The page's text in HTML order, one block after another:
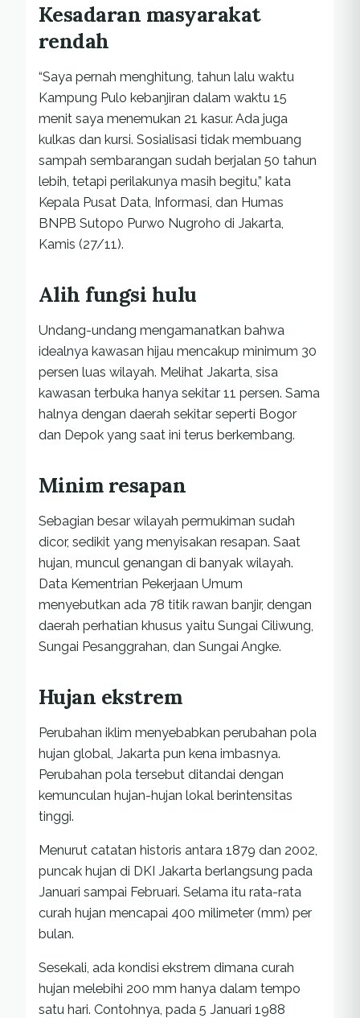
Kesadaran masyarakat
rendah
“Saya pernah menghitung, tahun lalu waktu
Kampung Pulo kebanjiran dalam waktu 15
menit saya menemukan 21 kasur. Ada juga
kulkas dan kursi. Sosialisasi tidak membuang
sampah sembarangan sudah berjalan 50 tahun
lebih, tetapi perilakunya masih begitu,” kata
Kepala Pusat Data, Informasi, dan Humas
BNPB Sutopo Purwo Nugroho di Jakarta,
Kamis (27/11).
Alih fungsi hulu
Undang-undang mengamanatkan bahwa
idealnya kawasan hijau mencakup minimum 30
persen luas wilayah. Melihat Jakarta, sisa
kawasan terbuka hanya sekitar 11 persen. Sama
halnya dengan daerah sekitar seperti Bogor
dan Depok yang saat ini terus berkembang.
Minim resapan
Sebagian besar wilayah permukiman sudah
dicor, sedikit yang menyisakan resapan. Saat
hujan, muncul genangan di banyak wilayah.
Data Kementrian Pekerjaan Umum
menyebutkan ada 78 titik rawan banjir, dengan
daerah perhatian khusus yaitu Sungai Ciliwung,
Sungai Pesanggrahan, dan Sungai Angke.
Hujan ekstrem
Perubahan iklim menyebabkan perubahan pola
hujan global, Jakarta pun kena imbasnya.
Perubahan pola tersebut ditandai dengan
kemunculan hujan-hujan lokal berintensitas
tinggi.
Menurut catatan historis antara 1879 dan 2002,
puncak hujan di DKI Jakarta berlangsung pada
Januari sampai Februari. Selama itu rata-rata
curah hujan mencapai 400 milimeter (mm) per
bulan.
Sesekali, ada kondisi ekstrem dimana curah
hujan melebihi 200 mm hanya dalam tempo
satu hari. Contohnya, pada 5 Januari 1988